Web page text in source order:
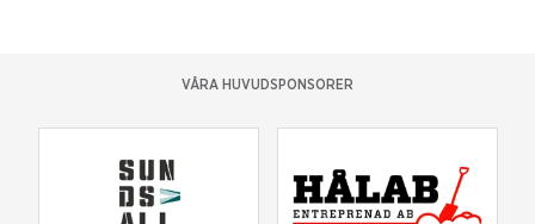
VÅRA HUVUDSPONSORER